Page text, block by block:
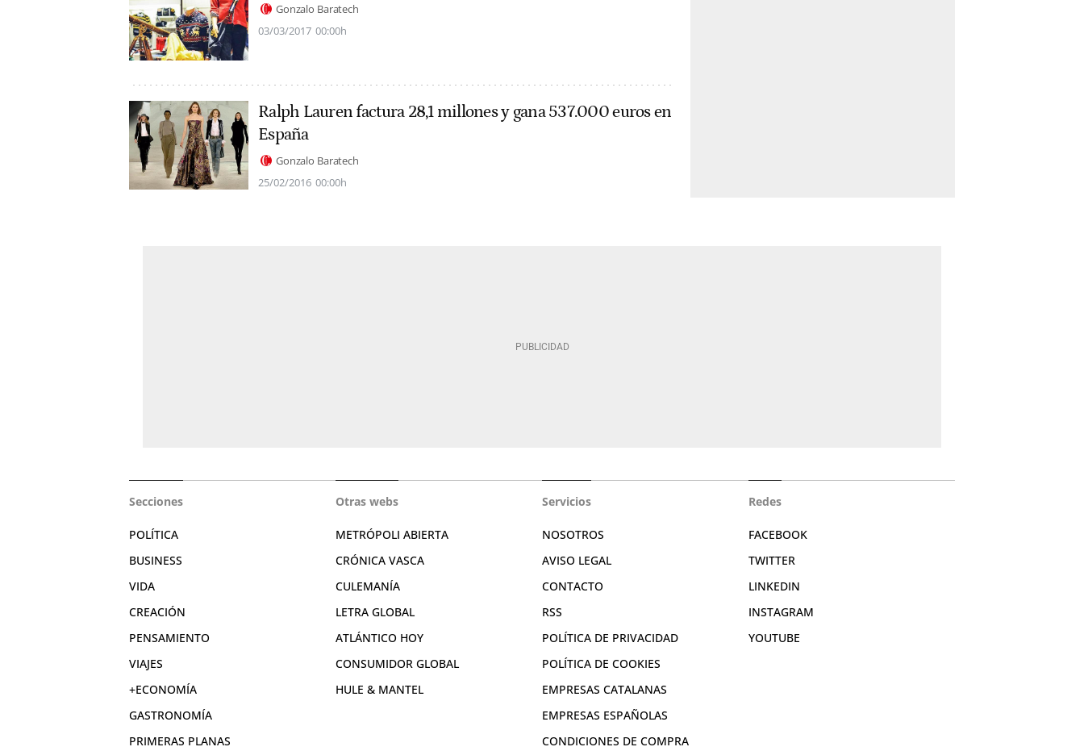
Gonzalo Baratech
03/03/2017 00:00h
Ralph Lauren factura 28,1 millones y gana 537.000 euros en
España
Gonzalo Baratech
25/02/2016 00:00h
Secciones
POLÍTICA
BUSINESS
VIDA
CREACIÓN
PENSAMIENTO
VIAJES
+ECONOMÍA
GASTRONOMÍA
PRIMERAS PLANAS
Otras webs
METRÓPOLI ABIERTA
CRÓNICA VASCA
CULEMANÍA
LETRA GLOBAL
ATLÁNTICO HOY
CONSUMIDOR GLOBAL
HULE & MANTEL
Servicios
NOSOTROS
AVISO LEGAL
CONTACTO
RSS
POLÍTICA DE PRIVACIDAD
POLÍTICA DE COOKIES
EMPRESAS CATALANAS
EMPRESAS ESPAÑOLAS
CONDICIONES DE COMPRA
Redes
FACEBOOK
TWITTER
LINKEDIN
INSTAGRAM
YOUTUBE